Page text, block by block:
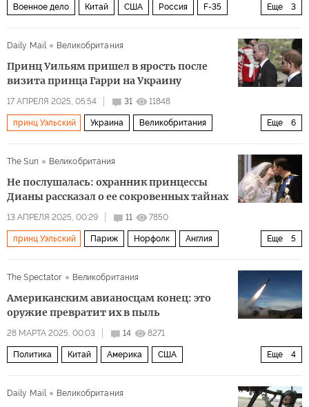
Еще 3
Военное дело Китай США Россия F-35
Daily Mail
Великобритания
Принц Уильям пришел в ярость после
визита принца Гарри на Украину
17 АПРЕЛЯ 2025, 05:54 31 11848
Еще 6
принц Уэльский Украина Великобритания
The Sun Великобритания
Не послушалась: охранник принцессы
Дианы рассказал о ее сокровенных тайнах
13 АПРЕЛЯ 2025, 00:29 11 7850
Еще 5
принц Уэльский Париж Норфолк Англия
The Spectator Великобритания
Американским авианосцам конец: это
оружие превратит их в пыль
28 МАРТА 2025, 00:03 14 8271
Еще 4
Политика Китай Америка США
Daily Mail Великобритания